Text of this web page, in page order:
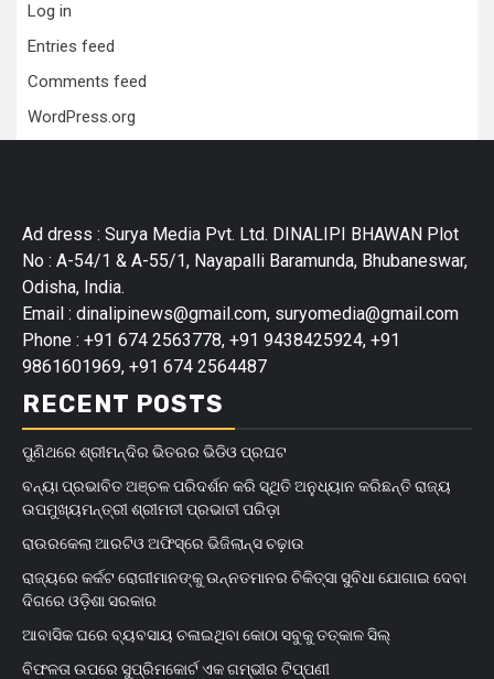
Log in
Entries feed
Comments feed
WordPress.org
Ad dress : Surya Media Pvt. Ltd. DINALIPI BHAWAN Plot
No : A-54/1 & A-55/1, Nayapalli Baramunda, Bhubaneswar,
Odisha, India.
Email : dinalipinews@gmail.com, suryomedia@gmail.com
Phone : +91 674 2563778, +91 9438425924, +91
9861601969, +91 674 2564487
RECENT POSTS
ପୁଣିଥରେ ଶ୍ରୀମନ୍ଦିର ଭିତରର ଭିଡିଓ ପ୍ରଘଟ
ବନ୍ୟା ପ୍ରଭାବିତ ଅଞ୍ଚଳ ପରିଦର୍ଶନ କରି ସ୍ଥିତି ଅନୁଧ୍ୟାନ କରିଛନ୍ତି ରାଜ୍ୟ
ଉପମୁଖ୍ୟମନ୍ତ୍ରୀ ଶ୍ରୀମତୀ ପ୍ରଭାତୀ ପରିଡ଼ା
ରାଉରକେଲା ଆରଟିଓ ଅଫିସ୍‌ରେ ଭିଜିଲାନ୍ସ ଚଢ଼ାଉ
ରାଜ୍ୟରେ କର୍କଟ ରୋଗୀମାନଙ୍କୁ ଉନ୍ନତମାନର ଚିକିତ୍ସା ସୁବିଧା ଯୋଗାଇ ଦେବା
ଦିଗରେ ଓଡ଼ିଶା ସରକାର
ଆବାସିକ ଘରେ ବ୍ୟବସାୟ ଚଳାଇଥିବା କୋଠା ସବୁକୁ ତତ୍କାଳ ସିଲ୍‌
ବିଫଳତା ଉପରେ ସୁପ୍ରିମକୋର୍ଟ ଏକ ଗମ୍ଭୀର ଟିପ୍ପଣୀ